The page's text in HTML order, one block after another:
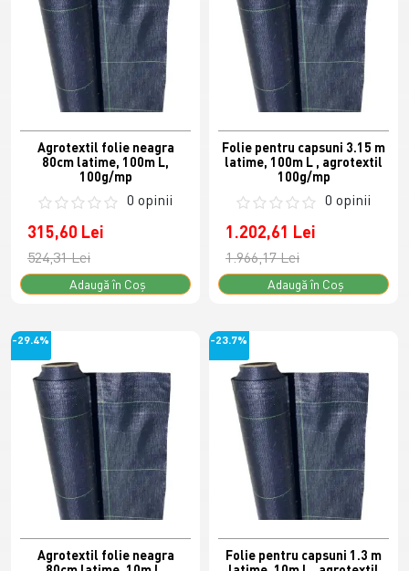
Agrotextil folie neagra
80cm latime, 100m L,
100g/mp
0 opinii
315,60 Lei
524,31 Lei
Adaugă în Coş
Folie pentru capsuni 3.15 m
latime, 100m L , agrotextil
100g/mp
0 opinii
1.202,61 Lei
1.966,17 Lei
Adaugă în Coş
-29.4%
Agrotextil folie neagra
-23.7%
Folie pentru capsuni 1.3 m